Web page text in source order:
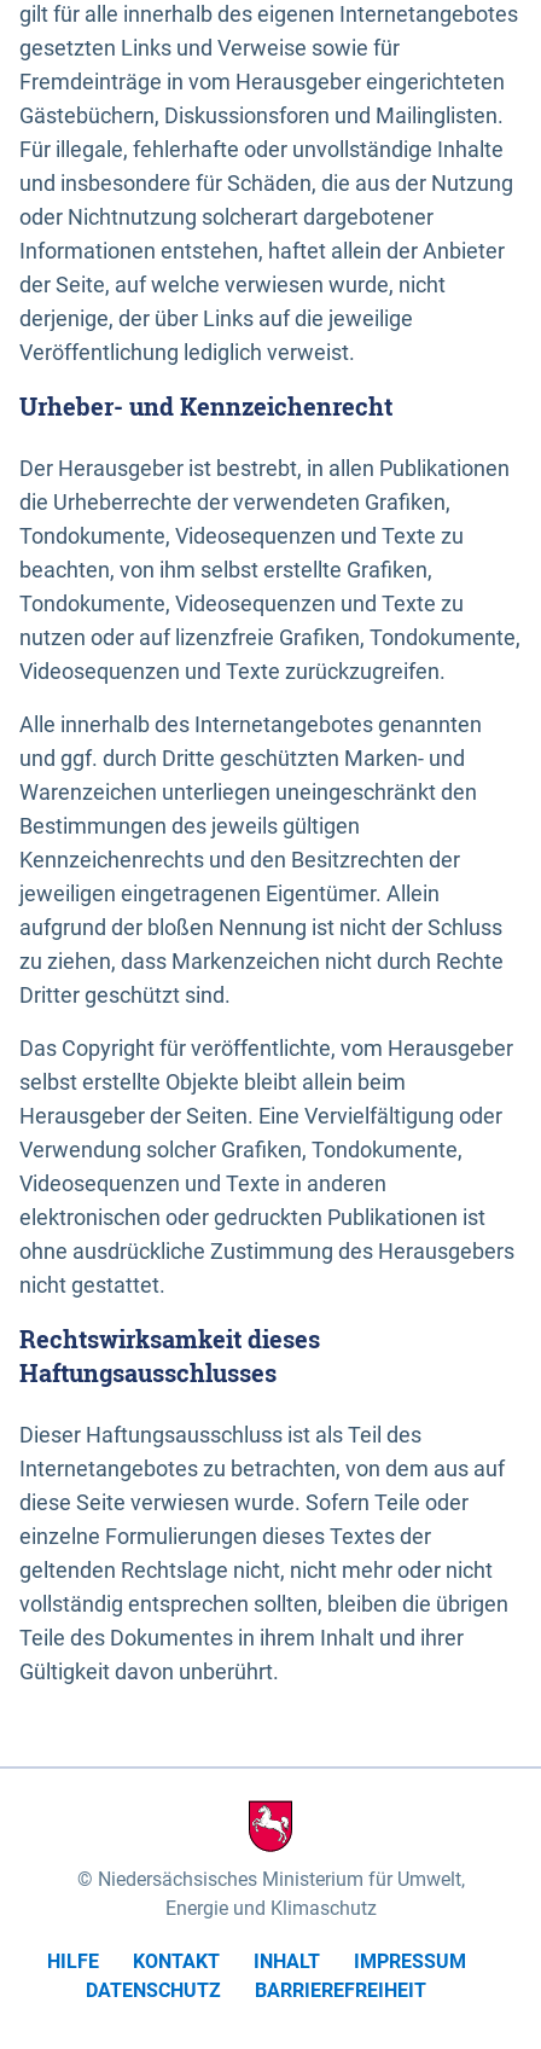
gilt für alle innerhalb des eigenen Internetangebotes
gesetzten Links und Verweise sowie für
Fremdeinträge in vom Herausgeber eingerichteten
Gästebüchern, Diskussionsforen und Mailinglisten.
Für illegale, fehlerhafte oder unvollständige Inhalte
und insbesondere für Schäden, die aus der Nutzung
oder Nichtnutzung solcherart dargebotener
Informationen entstehen, haftet allein der Anbieter
der Seite, auf welche verwiesen wurde, nicht
derjenige, der über Links auf die jeweilige
Veröffentlichung lediglich verweist.
Urheber- und Kennzeichenrecht
Der Herausgeber ist bestrebt, in allen Publikationen
die Urheberrechte der verwendeten Grafiken,
Tondokumente, Videosequenzen und Texte zu
beachten, von ihm selbst erstellte Grafiken,
Tondokumente, Videosequenzen und Texte zu
nutzen oder auf lizenzfreie Grafiken, Tondokumente,
Videosequenzen und Texte zurückzugreifen.
Alle innerhalb des Internetangebotes genannten
und ggf. durch Dritte geschützten Marken- und
Warenzeichen unterliegen uneingeschränkt den
Bestimmungen des jeweils gültigen
Kennzeichenrechts und den Besitzrechten der
jeweiligen eingetragenen Eigentümer. Allein
aufgrund der bloßen Nennung ist nicht der Schluss
zu ziehen, dass Markenzeichen nicht durch Rechte
Dritter geschützt sind.
Das Copyright für veröffentlichte, vom Herausgeber
selbst erstellte Objekte bleibt allein beim
Herausgeber der Seiten. Eine Vervielfältigung oder
Verwendung solcher Grafiken, Tondokumente,
Videosequenzen und Texte in anderen
elektronischen oder gedruckten Publikationen ist
ohne ausdrückliche Zustimmung des Herausgebers
nicht gestattet.
Rechtswirksamkeit dieses
Haftungsausschlusses
Dieser Haftungsausschluss ist als Teil des
Internetangebotes zu betrachten, von dem aus auf
diese Seite verwiesen wurde. Sofern Teile oder
einzelne Formulierungen dieses Textes der
geltenden Rechtslage nicht, nicht mehr oder nicht
vollständig entsprechen sollten, bleiben die übrigen
Teile des Dokumentes in ihrem Inhalt und ihrer
Gültigkeit davon unberührt.
Niedersächsisches Ministerium für Umwelt,
Energie und Klimaschutz
HILFE KONTAKT INHALT
IMPRESSUM
DATENSCHUTZ
BARRIEREFREIHEIT